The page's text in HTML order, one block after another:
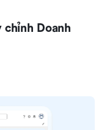
chỉnh Doanh